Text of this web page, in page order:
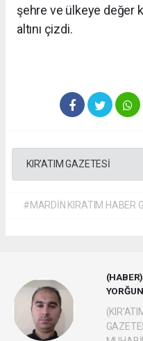
şehre ve ülkeye değer
altını çizdi.
KIR'ATIM GAZETESİ
#MARDİN KIRATIM HABER
YORĞUN